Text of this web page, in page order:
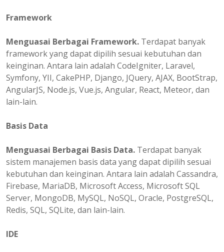
Framework
Menguasai Berbagai Framework. Terdapat banyak
framework yang dapat dipilih sesuai kebutuhan dan
keinginan. Antara lain adalah CodeIgniter, Laravel,
Symfony, YII, CakePHP, Django, JQuery, AJAX, BootStrap,
AngularJS, Node.js, Vue.js, Angular, React, Meteor, dan
lain-lain.
Basis Data
Menguasai Berbagai Basis Data. Terdapat banyak
sistem manajemen basis data yang dapat dipilih sesuai
kebutuhan dan keinginan. Antara lain adalah Cassandra,
Firebase, MariaDB, Microsoft Access, Microsoft SQL
Server, MongoDB, MySQL, NoSQL, Oracle, PostgreSQL,
Redis, SQL, SQLite, dan lain-lain.
IDE